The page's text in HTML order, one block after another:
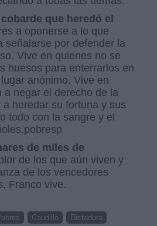
que heredó el
a oponerse a lo que
señalarse por defender la
Vive en quienes no se
huesos para enterrarlos en
anónimo. Vive en
a negar el derecho de la
heredar su fortuna y sus
todo con la sangre y el
de miles de
de los que aún viven y
de los vencedores
Franco vive.
Caudillo
Dictadura